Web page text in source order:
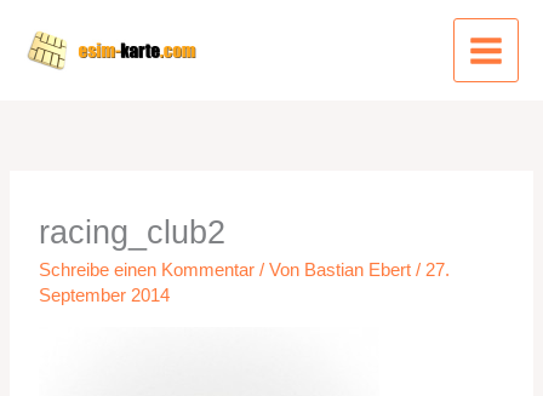
Inhalt
racing_club2
Schreibe einen Kommentar / Von Bastian Ebert/ 27.
September 2014